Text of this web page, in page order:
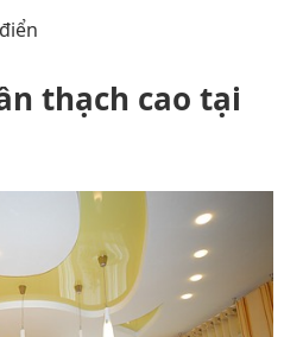
thạch cao tại